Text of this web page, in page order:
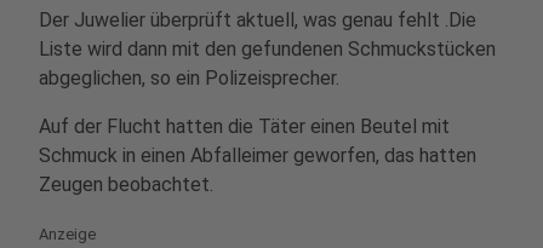
Der Juwelier überprüft aktuell, was genau fehlt .Die
Liste wird dann mit den gefundenen Schmuckstücken
abgeglichen, so ein Polizeisprecher.
Auf der Flucht hatten die Täter einen Beutel mit
Schmuck in einen Abfalleimer geworfen, das hatten
Zeugen beobachtet.
Anzeige